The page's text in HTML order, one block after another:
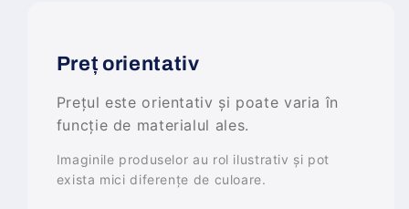
Preț orientativ
Prețul este orientativ și poate varia în
funcție de materialul ales.
Imaginile produselor au rol ilustrativ și pot
exista mici diferențe de culoare.